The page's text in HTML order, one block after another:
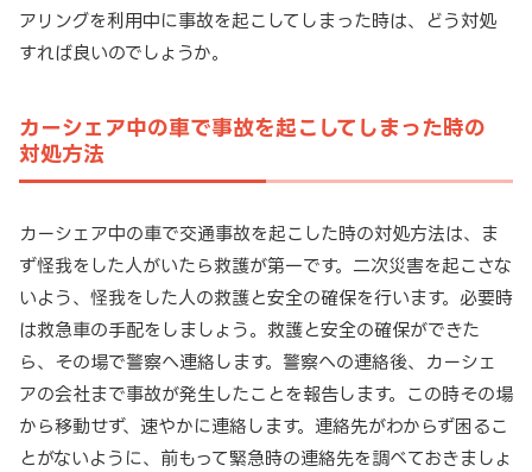
アリングを利用中に事故を起こしてしまった時は、どう対処
すれば良いのでしょうか。
カーシェア中の車で事故を起こしてしまった時の
対処方法
カーシェア中の車で交通事故を起こした時の対処方法は、ま
ず怪我をした人がいたら救護が第一です。二次災害を起こさな
いよう、怪我をした人の救護と安全の確保を行います。必要時
は救急車の手配をしましょう。救護と安全の確保ができた
ら、その場で警察へ連絡します。警察への連絡後、カーシェ
アの会社まで事故が発生したことを報告します。この時その場
から移動せず、速やかに連絡します。連絡先がわからず困るこ
とがないように、前もって緊急時の連絡先を調べておきましょ